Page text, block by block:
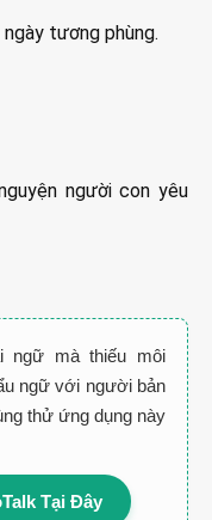
tương phùng.
người con yêu
ngữ mà thiếu môi
ngữ với người bản
thử ứng dụng này
Tại Đây